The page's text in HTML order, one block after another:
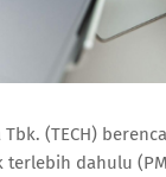
(TECH)
dahulu